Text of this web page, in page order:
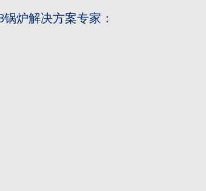
炉解决方案专家：